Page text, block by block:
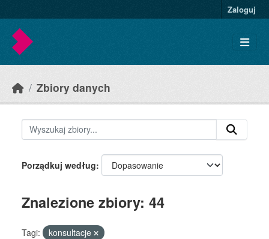
Zaloguj
Zbiory danych
Porządkuj według
Znalezione zbiory: 44
Tagi:
konsultacje